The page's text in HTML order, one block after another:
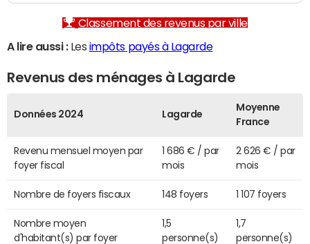
Classement des revenus par ville
A lire aussi :Les impôts payés à Lagarde
Revenus des ménages à Lagarde
Données 2024 Lagarde
Moyenne
France
Revenu mensuel moyen par
foyer fiscal
1 686 € / par
mois
2 626 € / par
mois
Nombre de foyers fiscaux 148 foyers 1 107 foyers
Nombre moyen
d'habitant(s) par foyer
1,5
personne(s)
1,7
personne(s)